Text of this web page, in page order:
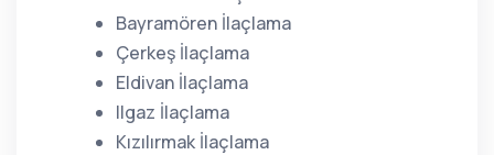
Bayramören İlaçlama
Çerkeş İlaçlama
Eldivan İlaçlama
Ilgaz İlaçlama
Kızılırmak İlaçlama